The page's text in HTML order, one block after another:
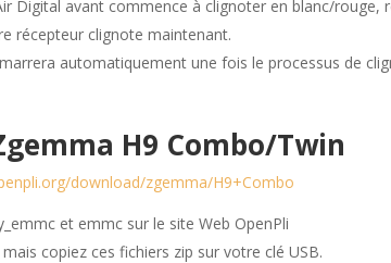
Digital avant commence à clignoter en blanc/rouge,
récepteur clignote maintenant.
automatiquement une fois le processus de
H9 Combo/Twin
download/zgemma/H9+Combo
et emmc sur le site Web OpenPli
copiez ces fichiers zip sur votre clé USB.